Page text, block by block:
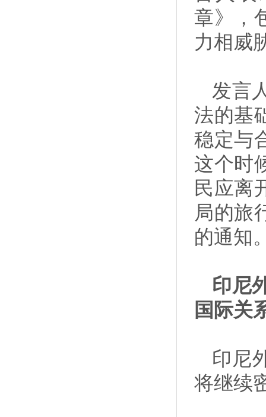
章》，
力相威
发言
法的基
稳定与
这个时
民应离
局的旅
的通知
印尼
国际关
印尼
将继续